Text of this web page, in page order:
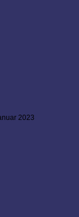
2023